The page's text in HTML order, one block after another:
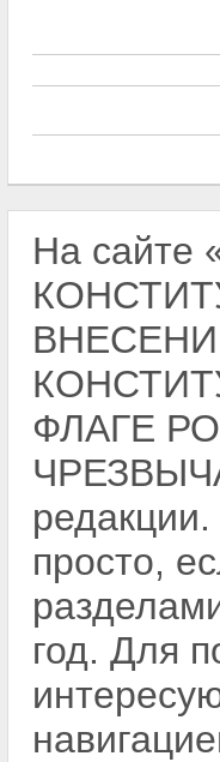
На сайте
ФЛАГЕ
просто,
год. Для